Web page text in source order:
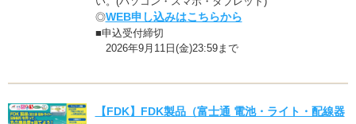
◎WEB申し込みはこちらから
■申込受付締切
2026年9月11日(金)23:59まで
【FDK】FDK製品（富士通 電池・ライト・配線器